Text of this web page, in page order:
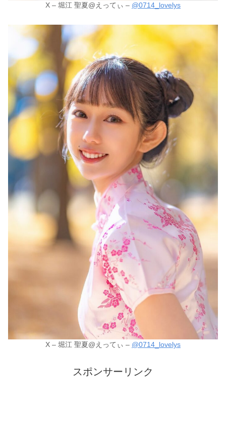
X – 堀江 聖夏@えってぃ – @0714_lovelys
X – 堀江 聖夏@えってぃ – @0714_lovelys
スポンサーリンク